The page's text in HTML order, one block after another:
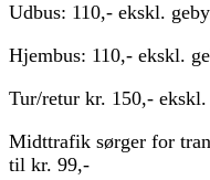
Udbus: 110,- ekskl.
Hjembus: 110,- ekskl.
Tur/retur kr. 150,-
Midttrafik sørger for
til kr. 99,-